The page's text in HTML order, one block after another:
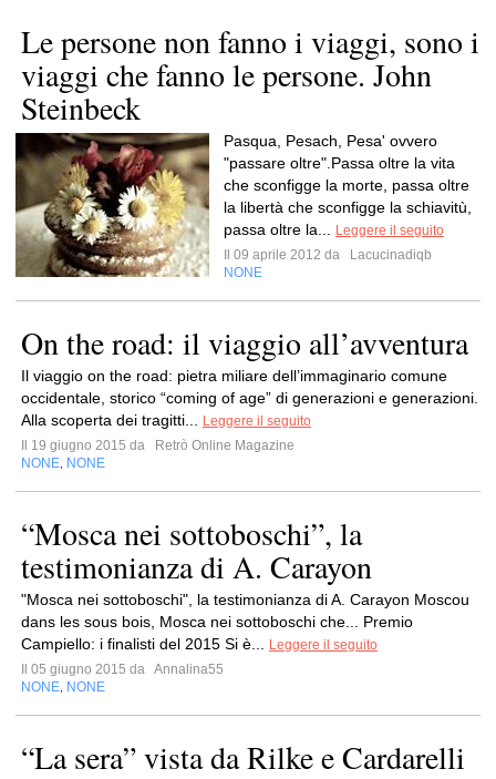
Le persone non fanno i viaggi, sono i
viaggi che fanno le persone. John
Steinbeck
Pasqua, Pesach, Pesa' ovvero
"passare oltre".Passa oltre la vita
che sconfigge la morte, passa oltre
la libertà che sconfigge la schiavitù,
passa oltre la...
Leggere il seguito
Il 09 aprile 2012 da
Lacucinadiqb
NONE
On the road: il viaggio all’avventura
Il viaggio on the road: pietra miliare dell’immaginario comune
occidentale, storico “coming of age” di generazioni e generazioni.
Alla scoperta dei tragitti...
Leggere il seguito
Il 19 giugno 2015 da
Retrò Online Magazine
NONE NONE
“Mosca nei sottoboschi”, la
testimonianza di A. Carayon
"Mosca nei sottoboschi", la testimonianza di A. Carayon Moscou
dans les sous bois, Mosca nei sottoboschi che... Premio
Campiello: i finalisti del 2015 Si è...
Leggere il seguito
Il 05 giugno 2015 da Annalina55
NONE NONE
“La sera” vista da Rilke e Cardarelli